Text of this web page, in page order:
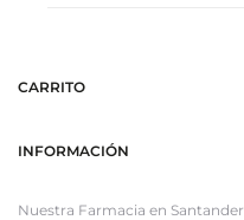
CARRITO
INFORMACIÓN
Nuestra Farmacia en Santander